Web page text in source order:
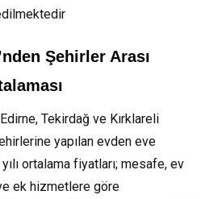
Şehirler Arası
Tekirdağ ve Kırklareli
yapılan evden eve
ortalama fiyatları; mesafe, ev
ek hizmetlere göre